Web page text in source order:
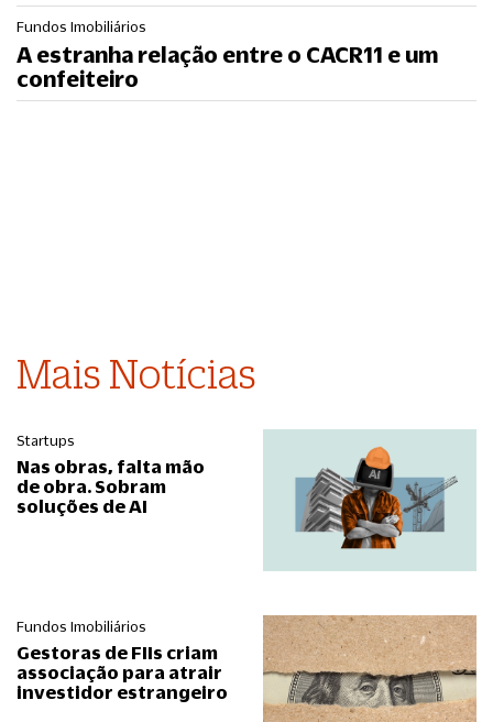
Fundos Imobiliários
A estranha relação entre o CACR11 e um
confeiteiro
Mais Notícias
Startups
Nas obras, falta mão
de obra. Sobram
soluções de AI
Fundos Imobiliários
Gestoras de FIIs criam
associação para atrair
investidor estrangeiro